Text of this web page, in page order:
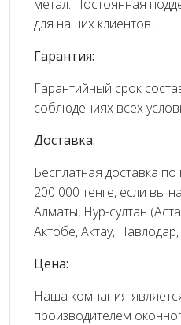
метал. Постоянная
для наших клиентов.
Гарантия:
Гарантийный срок
соблюдениях всех
Доставка:
Бесплатная доставка по
200 000 тенге, если вы
Алматы, Нур-султан
Актобе, Актау,
Цена:
Наша компания
производителем